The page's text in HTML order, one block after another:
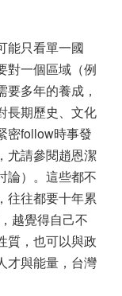
能只看單一國
對一個區域（例
多年的養成，
長期歷史、文化
密follow時事發
尤請參閱趙恩潔
論）。這些都不
往往都要十年累
越覺得自己不
質，也可以與政
才與能量，台灣